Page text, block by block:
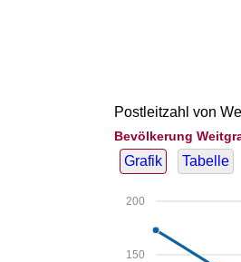
Postleitzahl von
Bevölkerung
Grafik Tabelle
150
200